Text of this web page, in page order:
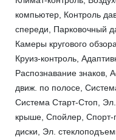
компьютер, Контроль
спереди, Парковочный
Камеры кругового
Круиз-контроль,
Распознавание знаков,
движ. по полосе,
Система Старт-Стоп,
крыше, Спойлер, Спорт-
диски, Эл.